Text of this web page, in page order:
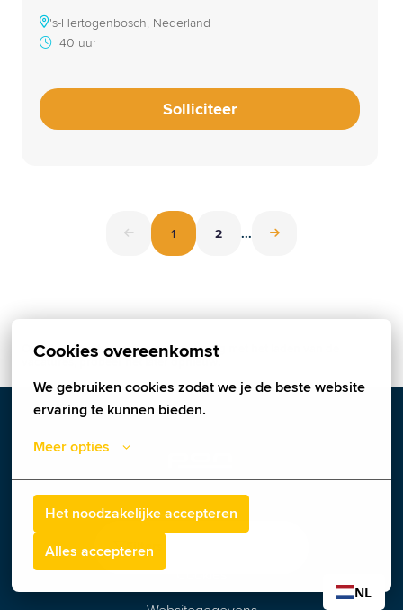
Cookies overeenkomst
We gebruiken cookies zodat we je de beste website
ervaring te kunnen bieden.
Meer opties
Het noodzakelijke accepteren
Alles accepteren
Filters
's-Hertogenbosch, Nederland
40 uur
Solliciteer
1 2 ...
Op dit moment ervaren we een storing met het laden van de
Privacyverklaring
NL